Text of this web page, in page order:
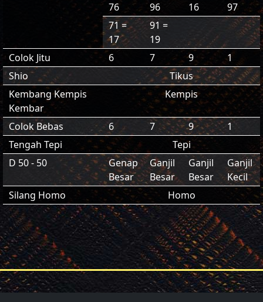
76
96
16
97
71 =
17
91 =
19
Colok Jitu
6 7 9
1
Shio
Tikus
Kembang Kempis
Kembar
Kempis
Colok Bebas 6 7 9
1
Tengah Tepi
Tepi
D 50 - 50
Genap
Besar
Ganjil
Besar
Ganjil
Besar
Ganjil
Kecil
Silang Homo
Homo